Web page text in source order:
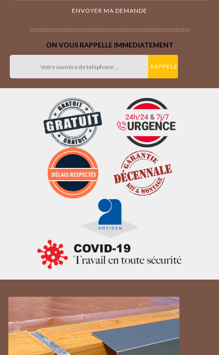
ON VOUS RAPPELLE IMMEDIATEMENT